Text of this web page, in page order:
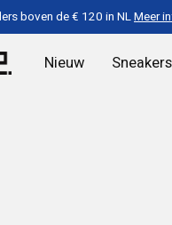
boven de € 120 in NLMeer
Nieuw Sneakers